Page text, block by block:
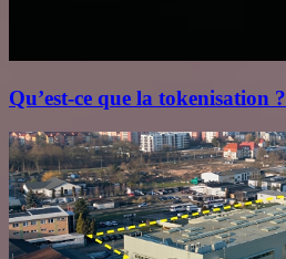
Qu’est‑ce que la tokenisation ?